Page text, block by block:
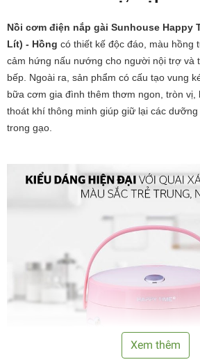
Nồi cơm điện nắp gài Sunhouse Happy
Lít) - Hồng có thiết kế độc đáo, màu hồng
cảm hứng nấu nướng cho người nội trợ và
bếp. Ngoài ra, sản phẩm có cấu tạo vung
bữa cơm gia đình thêm thơm ngon, tròn vị,
thoát khí thông minh giúp giữ lại các
trong gạo.
Xem thêm